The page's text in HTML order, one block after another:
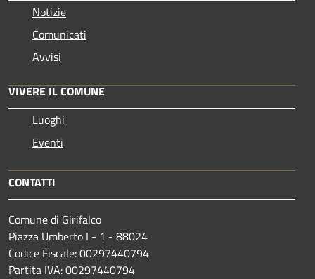
Notizie
Comunicati
Avvisi
VIVERE IL COMUNE
Luoghi
Eventi
CONTATTI
Comune di Girifalco
Piazza Umberto I - 1 - 88024
Codice Fiscale: 00297440794
Partita IVA: 00297440794